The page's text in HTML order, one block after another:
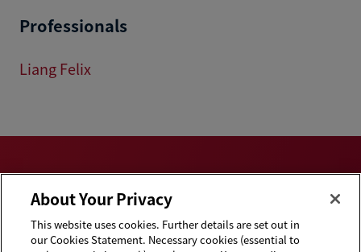
Professionals
Liang Felix
Disclaimers
Privacy & Cookies
About Your Privacy
This website uses cookies. Further details are set out in
our Cookies Statement. Necessary cookies (essential to